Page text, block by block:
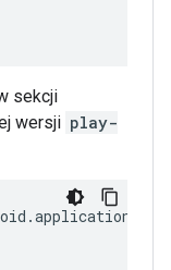
sekcji
wersji play-
.application